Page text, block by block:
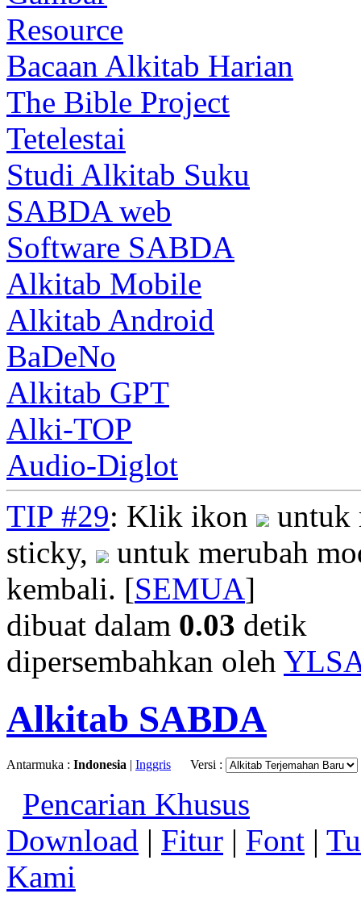
Resource
Bacaan Alkitab Harian
The Bible Project
Tetelestai
Studi Alkitab Suku
SABDA web
Software SABDA
Alkitab Mobile
Alkitab Android
BaDeNo
Alkitab GPT
Alki-TOP
Audio-Diglot
TIP #29: Klik ikon
untuk
sticky,
untuk merubah
kembali. [SEMUA]
dibuat dalam 0.03 detik
dipersembahkan oleh
Alkitab SABDA
Antarmuka : Indonesia | Inggris Versi :
Pencarian Khusus
Download | Fitur | Font |
Kami